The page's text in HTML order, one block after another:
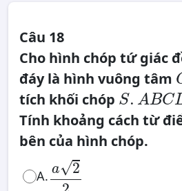
Câu 18
Cho hình chóp tứ giác
đáy là hình vuông tâm
tích khối chóp S. ABC
S
.
A
B
C
D
Tính khoảng cách từ
bên của hình chóp.
A. a√2
2